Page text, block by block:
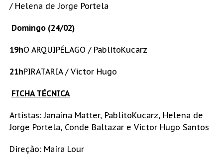
/ Helena de Jorge Portela
Domingo (24/02)
19hO ARQUIPÉLAGO / PablitoKucarz
21hPIRATARIA / Victor Hugo
FICHA TÉCNICA
Artistas: Janaina Matter, PablitoKucarz, Helena de
Jorge Portela, Conde Baltazar e Victor Hugo Santos
Direção: Maíra Lour